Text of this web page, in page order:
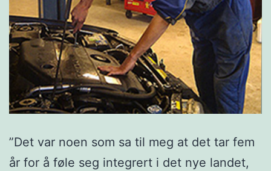
”Det var noen som sa til meg at det tar fem
år for å føle seg integrert i det nye landet,